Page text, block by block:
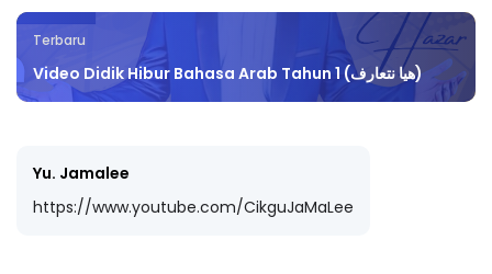
Terbaru
Video Didik Hibur Bahasa Arab Tahun 1 (هيا نتعارف)
Yu. Jamalee
https://www.youtube.com/CikguJaMaLee